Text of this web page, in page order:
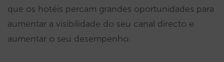
que os hotéis percam grandes oportunidades para
aumentar a visibilidade do seu canal directo e
aumentar o seu desempenho.